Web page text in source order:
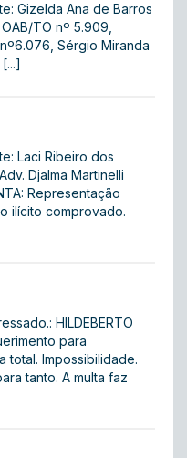
Gizelda Ana de Barros
TO nº 5.909,
Sérgio Miranda
Laci Ribeiro dos
Djalma Martinelli
Representação
ilícito comprovado.
HILDEBERTO
para
total. Impossibilidade.
tanto. A multa faz